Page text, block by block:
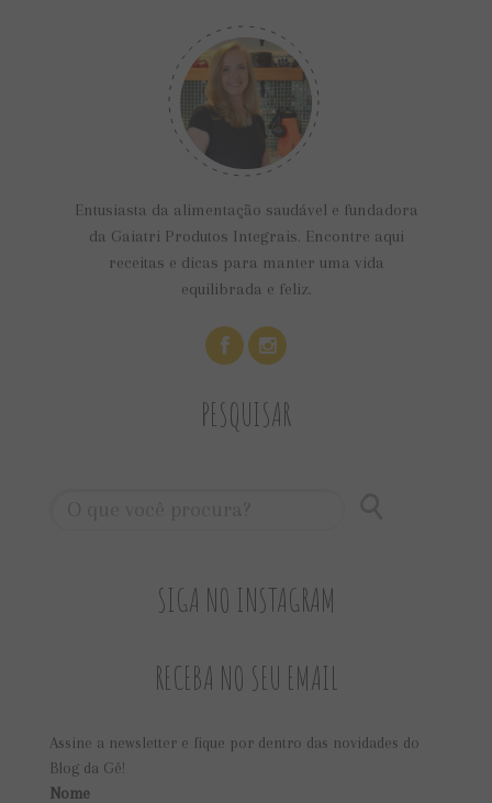
Entusiasta da alimentação saudável e fundadora
da Gaiatri Produtos Integrais. Encontre aqui
receitas e dicas para manter uma vida
equilibrada e feliz.
PESQUISAR
SIGA NO INSTAGRAM
RECEBA NO SEU EMAIL
Assine a newsletter e fique por dentro das novidades do
Blog da Gê!
Nome